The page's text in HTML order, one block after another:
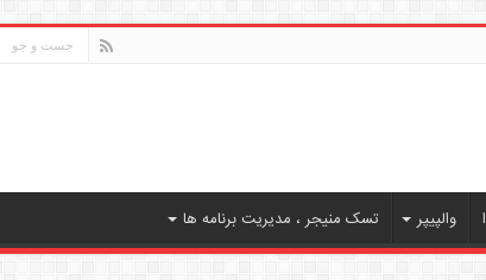
والپیپر تسک منیجر ، مدیریت برنامه ها